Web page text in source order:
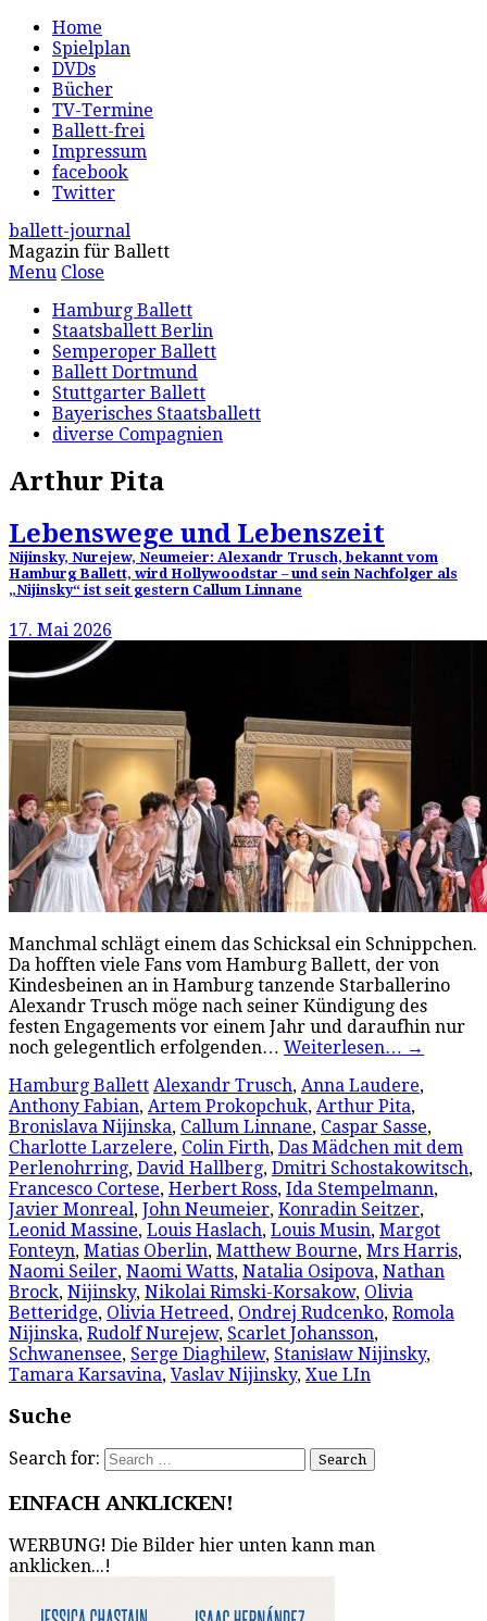
Home
Spielplan
DVDs
Bücher
TV-Termine
Ballett-frei
Impressum
facebook
Twitter
ballett-journal
Magazin für Ballett
Menu Close
Hamburg Ballett
Staatsballett Berlin
Semperoper Ballett
Ballett Dortmund
Stuttgarter Ballett
Bayerisches Staatsballett
diverse Compagnien
Arthur Pita
Lebenswege und Lebenszeit
Nijinsky, Nurejew, Neumeier: Alexandr Trusch, bekannt vom
Hamburg Ballett, wird Hollywoodstar – und sein Nachfolger als
„Nijinsky“ ist seit gestern Callum Linnane
17. Mai 2026
Manchmal schlägt einem das Schicksal ein Schnippchen.
Da hofften viele Fans vom Hamburg Ballett, der von
Kindesbeinen an in Hamburg tanzende Starballerino
Alexandr Trusch möge nach seiner Kündigung des
festen Engagements vor einem Jahr und daraufhin nur
noch gelegentlich erfolgenden… Weiterlesen… →
Hamburg Ballett Alexandr Trusch, Anna Laudere,
Anthony Fabian, Artem Prokopchuk, Arthur Pita,
Bronislava Nijinska, Callum Linnane, Caspar Sasse,
Charlotte Larzelere, Colin Firth, Das Mädchen mit dem
Perlenohrring, David Hallberg, Dmitri Schostakowitsch,
Francesco Cortese, Herbert Ross, Ida Stempelmann,
Javier Monreal, John Neumeier, Konradin Seitzer,
Leonid Massine, Louis Haslach, Louis Musin, Margot
Fonteyn, Matias Oberlin, Matthew Bourne, Mrs Harris,
Naomi Seiler, Naomi Watts, Natalia Osipova, Nathan
Brock, Nijinsky, Nikolai Rimski-Korsakow, Olivia
Betteridge, Olivia Hetreed, Ondrej Rudcenko, Romola
Nijinska, Rudolf Nurejew, Scarlet Johansson,
Schwanensee, Serge Diaghilew, Stanisław Nijinsky,
Tamara Karsavina, Vaslav Nijinsky, Xue LIn
Suche
Search for:
EINFACH ANKLICKEN!
WERBUNG! Die Bilder hier unten kann man
anklicken...!